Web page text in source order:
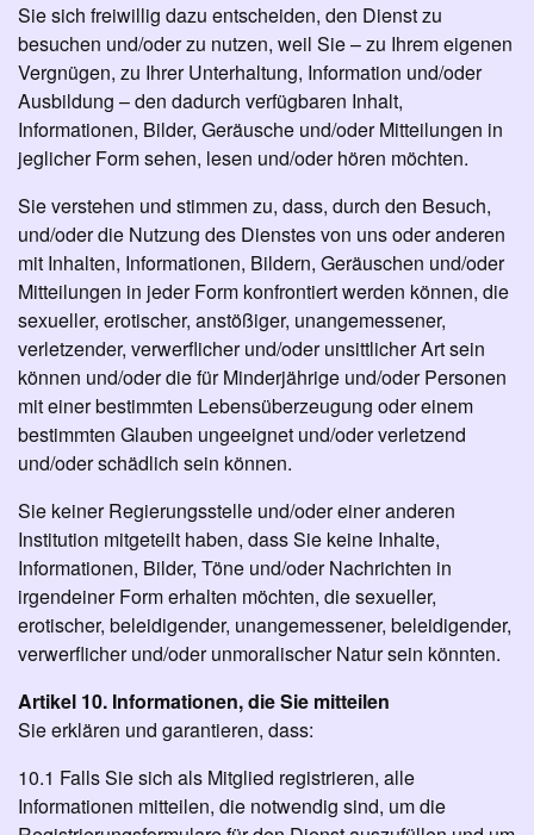
Sie sich freiwillig dazu entscheiden, den Dienst zu
besuchen und/oder zu nutzen, weil Sie – zu Ihrem eigenen
Vergnügen, zu Ihrer Unterhaltung, Information und/oder
Ausbildung – den dadurch verfügbaren Inhalt,
Informationen, Bilder, Geräusche und/oder Mitteilungen in
jeglicher Form sehen, lesen und/oder hören möchten.
Sie verstehen und stimmen zu, dass, durch den Besuch,
und/oder die Nutzung des Dienstes von uns oder anderen
mit Inhalten, Informationen, Bildern, Geräuschen und/oder
Mitteilungen in jeder Form konfrontiert werden können, die
sexueller, erotischer, anstößiger, unangemessener,
verletzender, verwerflicher und/oder unsittlicher Art sein
können und/oder die für Minderjährige und/oder Personen
mit einer bestimmten Lebensüberzeugung oder einem
bestimmten Glauben ungeeignet und/oder verletzend
und/oder schädlich sein können.
Sie keiner Regierungsstelle und/oder einer anderen
Institution mitgeteilt haben, dass Sie keine Inhalte,
Informationen, Bilder, Töne und/oder Nachrichten in
irgendeiner Form erhalten möchten, die sexueller,
erotischer, beleidigender, unangemessener, beleidigender,
verwerflicher und/oder unmoralischer Natur sein könnten.
Artikel 10. Informationen, die Sie mitteilen
Sie erklären und garantieren, dass:
10.1 Falls Sie sich als Mitglied registrieren, alle
Informationen mitteilen, die notwendig sind, um die